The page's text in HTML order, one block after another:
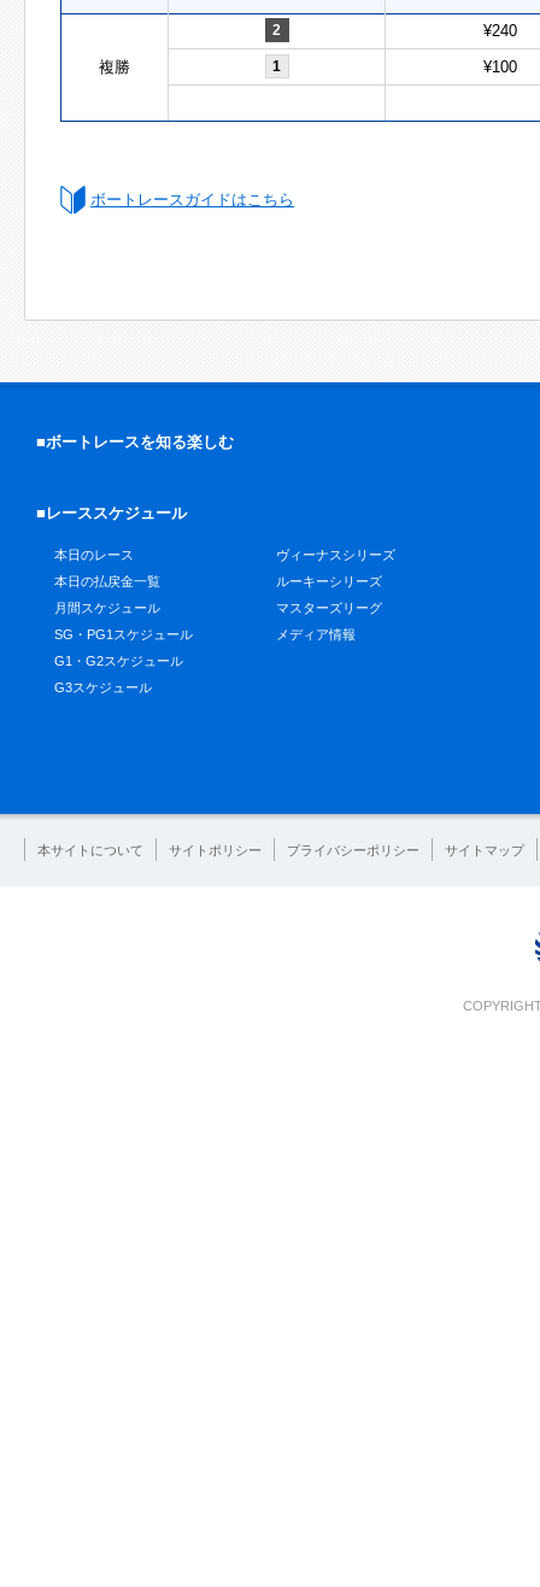
複勝
2 ¥240
1 ¥100
ボートレースガイドはこちら
■ボートレースを知る楽しむ
■レーススケジュール
本日のレース
本日の払戻金一覧
月間スケジュール
SG・PG1スケジュール
G1・G2スケジュール
G3スケジュール
ヴィーナスシリーズ
ルーキーシリーズ
マスターズリーグ
メディア情報
本サイトについて サイトポリシー プライバシーポリシー サイトマップ